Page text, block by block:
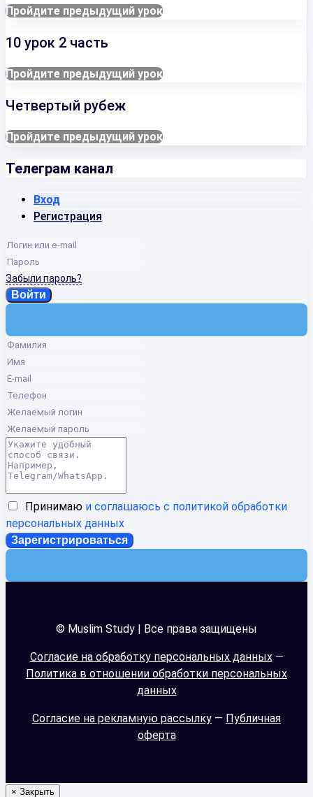
Пройдите предыдущий урок
10 урок 2 часть
Пройдите предыдущий урок
Четвертый рубеж
Пройдите предыдущий урок
Телеграм канал
Вход
Регистрация
Забыли пароль?
Войти
Принимаю и соглашаюсь с политикой обработки
персональных данных
© Muslim Study | Все права защищены
Согласие на обработку персональных данных—
Политика в отношении обработки персональных
данных
Согласие на рекламную рассылку — Публичная
оферта
× Закрыть